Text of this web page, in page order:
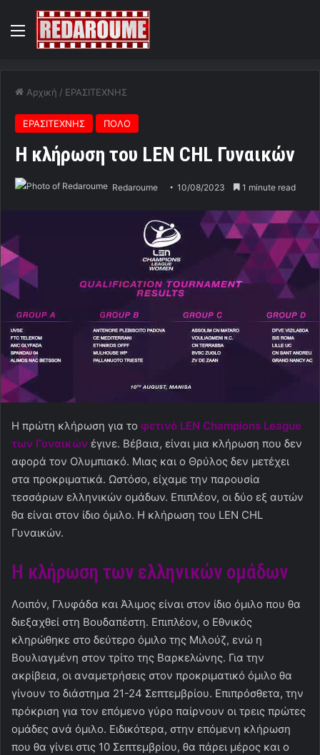
Menu
Αρχική / ΕΡΑΣΙΤΕΧΝΗΣ
ΕΡΑΣΙΤΕΧΝΗΣ ΠΟΛΟ
Η κλήρωση του LEN CHL Γυναικών
Redaroume 10/08/2023 1 minute read
Η πρώτη κλήρωση για το φετινό LEN Champions League
των Γυναικών έγινε. Βέβαια, είναι μια κλήρωση που δεν
αφορά τον Ολυμπιακό. Μιας και ο Θρύλος δεν μετέχει
στα προκριματικά. Ωστόσο, είχαμε την παρουσία
τεσσάρων ελληνικών ομάδων. Επιπλέον, οι δύο εξ αυτών
θα είναι στον ίδιο όμιλο. Η κλήρωση του LEN CHL
Γυναικών.
Η κλήρωση των ελληνικών ομάδων
Λοιπόν, Γλυφάδα και Άλιμος είναι στον ίδιο όμιλο που θα
διεξαχθεί στη Βουδαπέστη. Επιπλέον, ο Εθνικός
κληρώθηκε στο δεύτερο όμιλο της Μιλούζ, ενώ η
Βουλιαγμένη στον τρίτο της Βαρκελώνης. Για την
ακρίβεια, οι αναμετρήσεις στον προκριματικό όμιλο θα
γίνουν το διάστημα 21-24 Σεπτεμβρίου. Επιπρόσθετα, την
πρόκριση για τον επόμενο γύρο παίρνουν οι τρεις πρώτες
ομάδες ανά όμιλο. Ειδικότερα, στην επόμενη κλήρωση
που θα γίνει στις 10 Σεπτεμβρίου, θα πάρει μέρος και ο